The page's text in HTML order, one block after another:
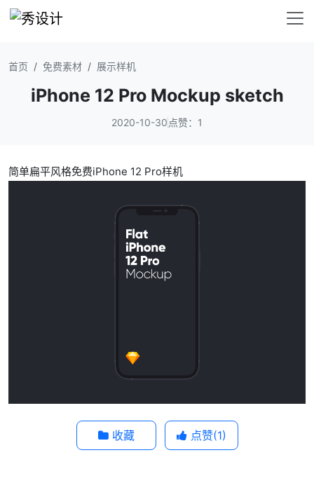
首页 免费素材 展示样机
iPhone 12 Pro Mockup sketch
2020-10-30 点赞：1
简单扁平风格免费iPhone 12 Pro样机
收藏 点赞(1)